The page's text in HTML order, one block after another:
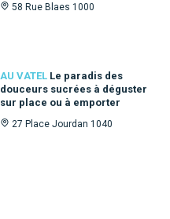
58 Rue Blaes 1000
AU VATEL Le paradis des
douceurs sucrées à déguster
sur place ou à emporter
27 Place Jourdan 1040